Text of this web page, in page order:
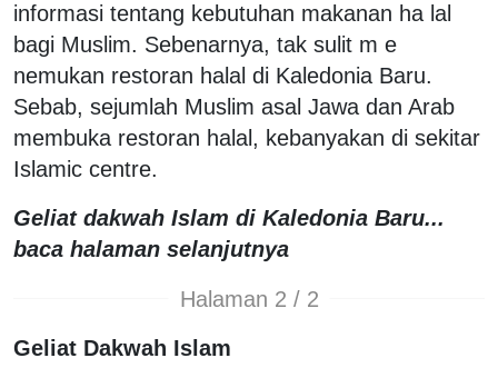
informasi tentang kebutuhan makanan ha lal
bagi Muslim. Sebenarnya, tak sulit m e
nemukan restoran halal di Kaledonia Baru.
Sebab, sejumlah Muslim asal Jawa dan Arab
membuka restoran halal, kebanyakan di sekitar
Islamic centre.
Geliat dakwah Islam di Kaledonia Baru...
baca halaman selanjutnya
Halaman 2 / 2
Geliat Dakwah Islam